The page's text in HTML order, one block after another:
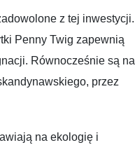
z tej inwestycji.
Penny Twig zapewnią
Równocześnie są na
przez
na ekologię i